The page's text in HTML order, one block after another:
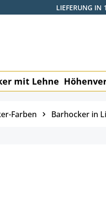
LIEFERUNG IN
mit Lehne
Farben Barhocker in